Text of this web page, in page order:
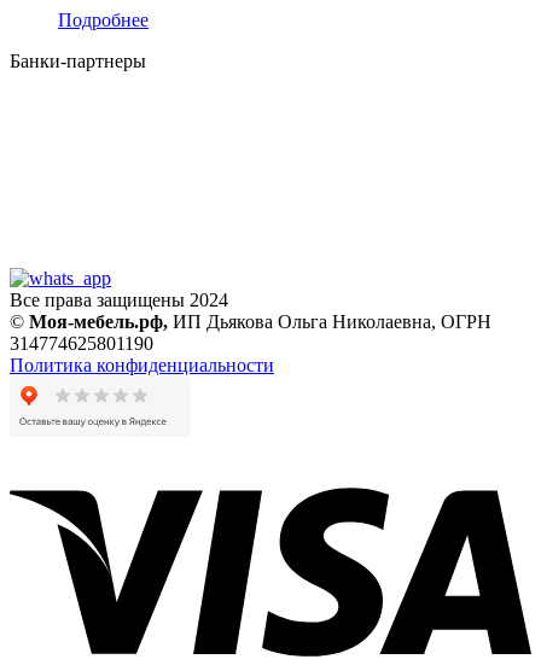
Подробнее
Банки-партнеры
Все права защищены 2024
© Моя-мебель.рф, ИП Дьякова Ольга Николаевна, ОГРН
314774625801190
Политика конфиденциальности